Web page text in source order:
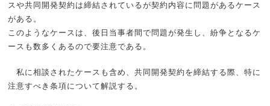
スや共同開発契約は締結されているが契約内容に問題があるケース
がある。
このようなケースは、後日当事者間で問題が発生し、紛争となるケ
ースも数多くあるので要注意である。
私に相談されたケースも含め、共同開発契約を締結する際、特に
注意すべき条項について解説する。